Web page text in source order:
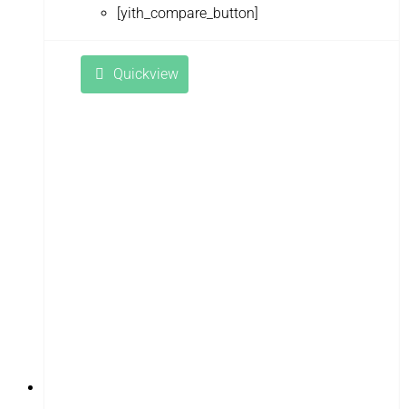
[yith_compare_button]
Quickview